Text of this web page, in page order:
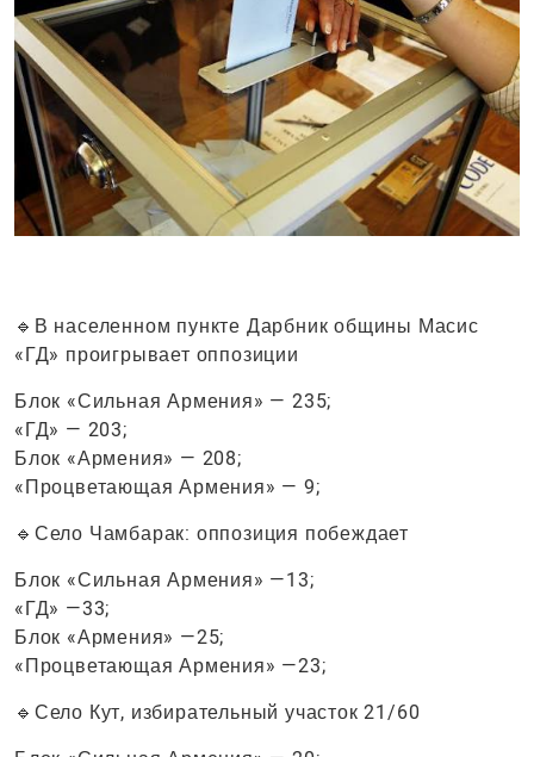
🔹В населенном пункте Дарбник общины Масис
«ГД» проигрывает оппозиции
Блок «Сильная Армения» — 235;
«ГД» — 203;
Блок «Армения» — 208;
«Процветающая Армения» — 9;
🔹Село Чамбарак: оппозиция побеждает
Блок «Сильная Армения» —13;
«ГД» —33;
Блок «Армения» —25;
«Процветающая Армения» —23;
🔹Село Кут, избирательный участок 21/60